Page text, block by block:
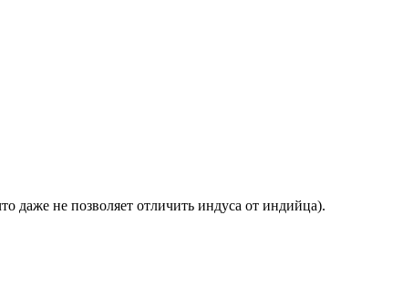
даже не позволяет отличить индуса от индийца).